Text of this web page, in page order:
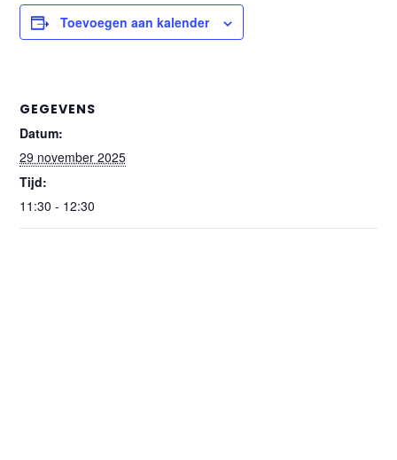
Toevoegen aan kalender
GEGEVENS
Datum:
29 november 2025
Tijd:
11:30 - 12:30